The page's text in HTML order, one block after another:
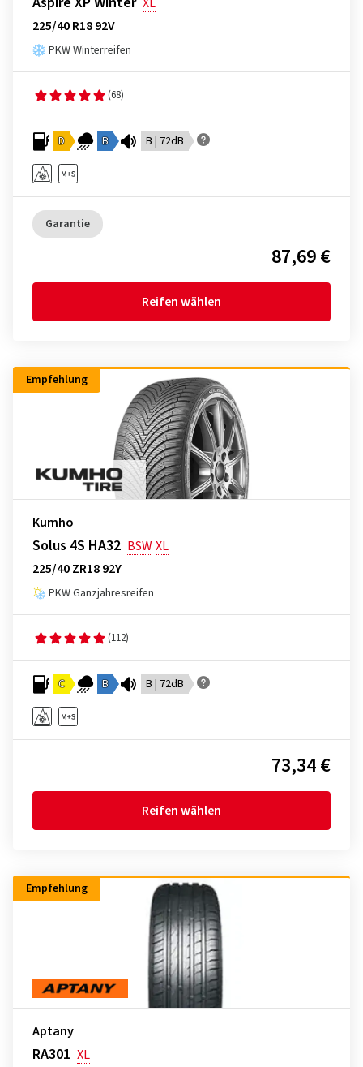
225/40 R18 92V
PKW Winterreifen
(68)
D B B | 72dB
Garantie
87,69 €
Reifen wählen
Empfehlung
Kumho
Solus 4S HA32 BSWXL
225/40 ZR18 92Y
PKW Ganzjahresreifen
(112)
C B B | 72dB
73,34 €
Reifen wählen
Empfehlung
Aptany
RA301 XL